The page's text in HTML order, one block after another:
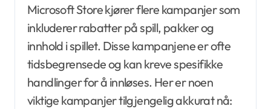
Microsoft Store kjører flere kampanjer som
inkluderer rabatter på spill, pakker og
innhold i spillet. Disse kampanjene er ofte
tidsbegrensede og kan kreve spesifikke
handlinger for å innløses. Her er noen
viktige kampanjer tilgjengelig akkurat nå: